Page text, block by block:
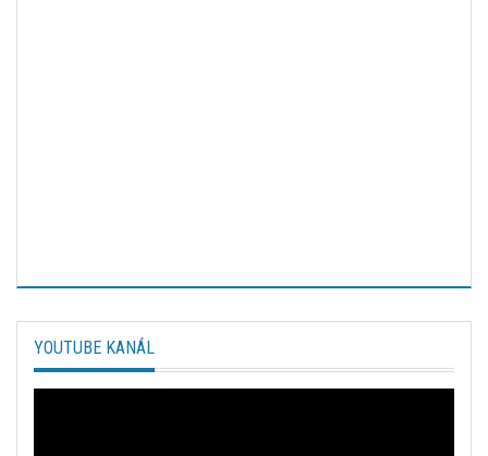
YOUTUBE KANÁL